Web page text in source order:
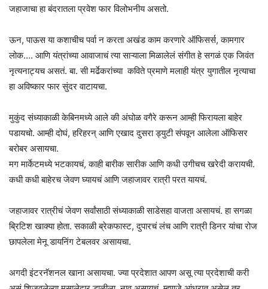
जहाजाचा हा बंदरातला प्रवेश फार विलोभनीय असतो.
ऊन, पाऊस या कशाचीच पर्वा न करता अखंड काम करणारे ऑफिसर्स, कामगार
लोक…. आणि यंत्रांच्या आवाजाचं त्या साऱ्याला मिळालेलं संगीत हे सगळं एक जिवंत
नृत्यनाट्यच असतं. बा. सी मर्ढेकरांच्या कविते प्रमाणे मलाही यंत्र युगातील नृत्याचा
हा अविष्कार फार सुंदर वाटायचा.
मुकुंद संध्याकाळी केबिनमध्ये आले की अंघोळ वगैरे करून आम्ही फिरायला बाहेर
पडायचो. आम्ही दोघं, हरिहरन् आणि एखाद दुसरा ड्युटी संपवून आलेला ऑफिसर
बरोबर असायचा.
मग मार्केटमध्ये भटकायचं, काही बारीक सारीक आणि कधी उगीचच खरेदी करायची.
कधी कधी बाहेरच जेवण घ्यायचं आणि जहाजावर रात्री परत यायचं.
जहाजावर रात्रीचं जेवण सर्वांसाठी संध्याकाळी साडेसहा वाजता असायचं. हा सगळा
ब्रिटिश खाक्या होता. सकाळी ब्रेकफास्ट, दुपारचं लंच आणि रात्री डिनर यांचा रोज
छापलेला मेनू डायनिंग टेबलवर असायचा.
अगदी इंटरनॅशनल खाना असायचा. ज्या प्रदेशात आपण असू त्या प्रदेशाची करी